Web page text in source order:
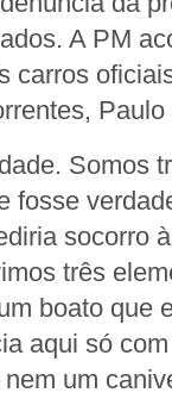
A PM
carros
Somos
fosse
socorro
três
boato que
aqui só
um